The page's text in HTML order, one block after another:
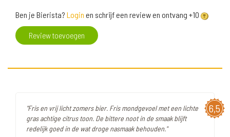
Ben je Bierista? Login en schrijf een review en ontvang +10
Review toevoegen
6,5
"Fris en vrij licht zomers bier. Fris mondgevoel met een lichte
gras achtige citrus toon. De bittere noot in de smaak blijft
redelijk goed in de wat droge nasmaak behouden."